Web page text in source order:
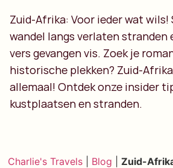
Zuid-Afrika: Voor ieder wat
wandel langs verlaten stranden
vers gevangen vis. Zoek je
historische plekken? Zuid-
allemaal! Ontdek onze insider
kustplaatsen en stranden.
Charlie's Travels Blog |Zuid-